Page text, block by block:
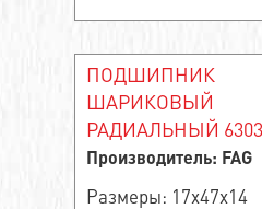
ПОДШИПНИК
ШАРИКОВЫЙ
РАДИАЛЬНЫЙ 6303
Производитель: FAG
Размеры: 17x47x14